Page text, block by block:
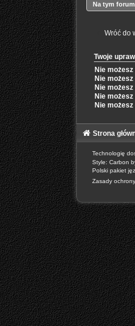
Na tym
Wróć do
Twoje
Nie możesz
Nie możesz
Nie możesz
Nie możesz
Nie możesz
Strona
Technologię
Style: Carbon
Polski pakiet
Zasady